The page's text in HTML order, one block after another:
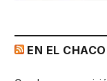
EN EL CHACO